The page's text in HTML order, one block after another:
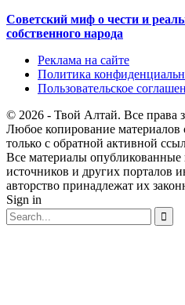
Советский миф о чести и
собственного народа
Реклама на сайте
Политика
Пользовательское
© 2026 - Твой Алтай. Все права
Любое копирование материалов
только с обратной активной
Все материалы опубликованные
источников и других порталов
авторство принадлежат их
Sign in